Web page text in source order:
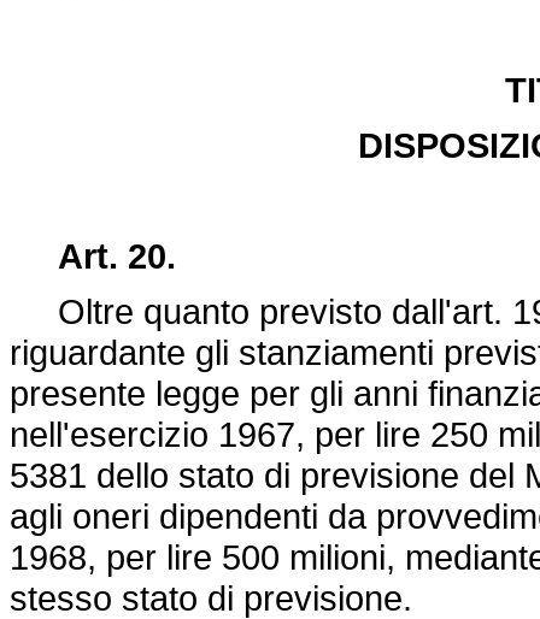
Art. 20.
Oltre quanto previsto dall'art.
riguardante gli stanziamenti
presente legge per gli anni
nell'esercizio 1967, per lire 250
5381 dello stato di previsione del
agli oneri dipendenti da
1968, per lire 500 milioni,
stesso stato di previsione.